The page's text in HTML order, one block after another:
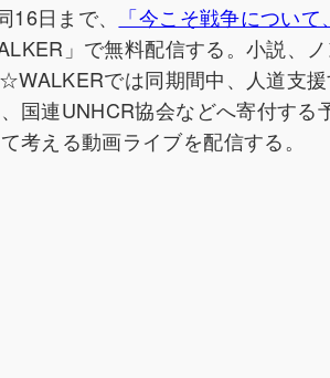
日まで、 「今こそ戦争について
」で無料配信する。小説、
では同期間中、人道支
国連UNHCR協会などへ寄付す
考える動画ライブを配信する。